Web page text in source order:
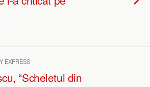
EXPRESS
“Scheletul din